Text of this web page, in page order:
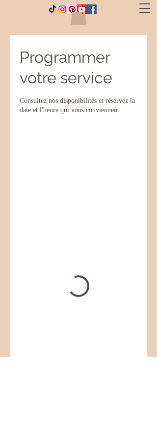
Programmer
votre service
Consultez nos disponibilités et réservez la
date et l'heure qui vous conviennent.